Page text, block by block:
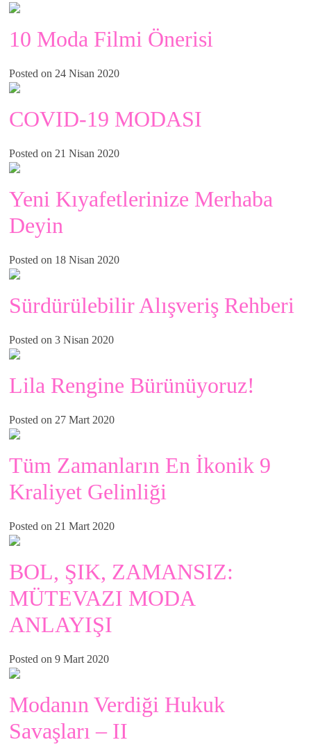
10 Moda Filmi Önerisi
Posted on 24 Nisan 2020
COVID-19 MODASI
Posted on 21 Nisan 2020
Yeni Kıyafetlerinize Merhaba
Deyin
Posted on 18 Nisan 2020
Sürdürülebilir Alışveriş Rehberi
Posted on 3 Nisan 2020
Lila Rengine Bürünüyoruz!
Posted on 27 Mart 2020
Tüm Zamanların En İkonik 9
Kraliyet Gelinliği
Posted on 21 Mart 2020
BOL, ŞIK, ZAMANSIZ:
MÜTEVAZI MODA
ANLAYIŞI
Posted on 9 Mart 2020
Modanın Verdiği Hukuk
Savaşları – II